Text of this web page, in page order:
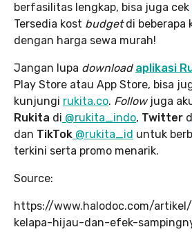
berfasilitas lengkap, bisa juga cek
Tersedia kost budgetdi beberapa
dengan harga sewa murah!
Jangan lupa download aplikasi
Play Store atau App Store, bisa
kunjungi rukita.co. Followjuga
Rukita di @rukita_indo, Twitter
dan TikTok @rukita_id untuk
terkini serta promo menarik.
Source:
https://www.halodoc.com/
kelapa-hijau-dan-efek-